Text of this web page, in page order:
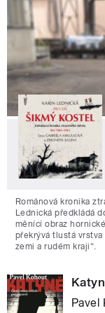
Románová kronika
Lednická předkládá
měnící obraz
překrývá tlustá
zemi a rudém kraji“.
Pavel